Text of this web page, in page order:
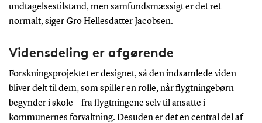
undtagelsestilstand, men samfundsmæssigt er det ret
normalt, siger Gro Hellesdatter Jacobsen.
Vidensdeling er afgørende
Forskningsprojektet er designet, så den indsamlede viden
bliver delt til dem, som spiller en rolle, når flygtningebørn
begynder i skole – fra flygtningene selv til ansatte i
kommunernes forvaltning. Desuden er det en central del af